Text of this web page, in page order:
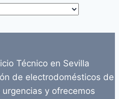
Técnico en Sevilla
de electrodomésticos de
y ofrecemos